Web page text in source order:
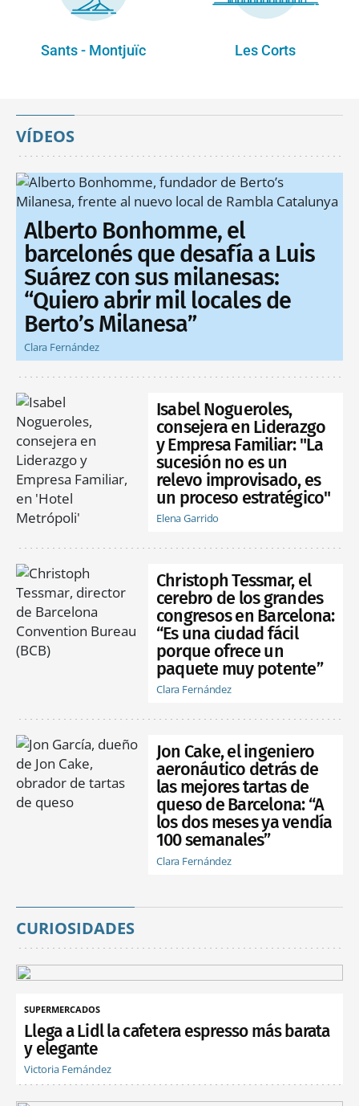
Sants - Montjuïc Les Corts
VÍDEOS
Alberto Bonhomme, el
barcelonés que desafía a Luis
Suárez con sus milanesas:
“Quiero abrir mil locales de
Berto’s Milanesa”
Clara Fernández
Isabel Nogueroles,
consejera en Liderazgo
y Empresa Familiar: "La
sucesión no es un
relevo improvisado, es
un proceso estratégico"
Elena Garrido
Christoph Tessmar, el
cerebro de los grandes
congresos en Barcelona:
“Es una ciudad fácil
porque ofrece un
paquete muy potente”
Clara Fernández
Jon Cake, el ingeniero
aeronáutico detrás de
las mejores tartas de
queso de Barcelona: “A
los dos meses ya vendía
100 semanales”
Clara Fernández
CURIOSIDADES
SUPERMERCADOS
Llega a Lidl la cafetera espresso más barata
y elegante
Victoria Fernández